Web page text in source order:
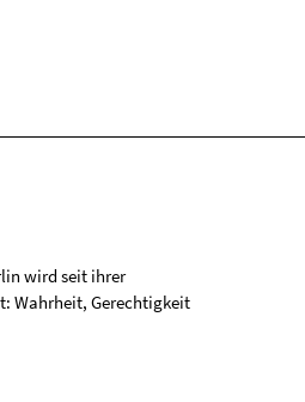
wird seit ihrer
Wahrheit, Gerechtigkeit